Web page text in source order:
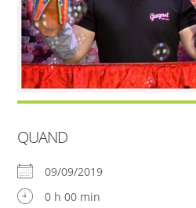
QUAND
09/09/2019
0 h 00 min